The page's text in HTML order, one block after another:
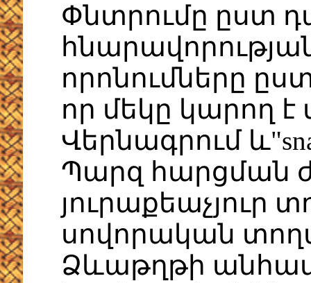
Փնտրումը ըստ
որոնումները
որ մեկը կարող է
Վերնագրում
Պարզ հարցման
յուրաքեաչյուր
սովորական
Ձևաթղթի